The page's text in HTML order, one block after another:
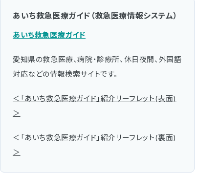
あいち救急医療ガイド（救急医療情報システム）
あいち救急医療ガイド
愛知県の救急医療、病院・診療所、休日夜間、外国語
対応などの情報検索サイトです。
＜「あいち救急医療ガイド」紹介リーフレット(表面)
＞
＜「あいち救急医療ガイド」紹介リーフレット(裏面)
＞